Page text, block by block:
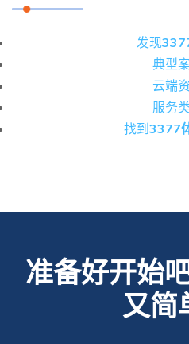
发现
典型
云端
服务
找到3377
准备好开始
又简